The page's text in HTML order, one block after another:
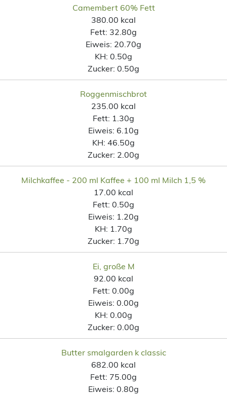
Camembert 60% Fett
380.00 kcal
Fett: 32.80g
Eiweis: 20.70g
KH: 0.50g
Zucker: 0.50g
Roggenmischbrot
235.00 kcal
Fett: 1.30g
Eiweis: 6.10g
KH: 46.50g
Zucker: 2.00g
Milchkaffee - 200 ml Kaffee + 100 ml Milch 1,5 %
17.00 kcal
Fett: 0.50g
Eiweis: 1.20g
KH: 1.70g
Zucker: 1.70g
Ei, große M
92.00 kcal
Fett: 0.00g
Eiweis: 0.00g
KH: 0.00g
Zucker: 0.00g
Butter smalgarden k classic
682.00 kcal
Fett: 75.00g
Eiweis: 0.80g